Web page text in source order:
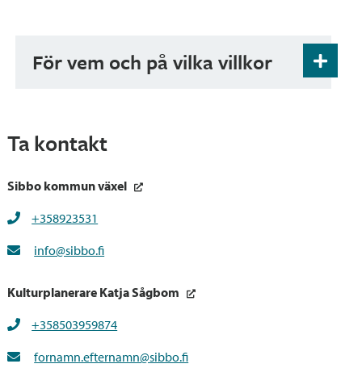
För vem och på vilka villkor
hyresavgifterna uppnår konstverkets pris.
Tjänsten är avgiftsbelagd
Ta kontakt
Sibbo kommun växel
+358923531
info@sibbo.fi
Kulturplanerare Katja Sågbom
+358503959874
fornamn.efternamn@sibbo.fi